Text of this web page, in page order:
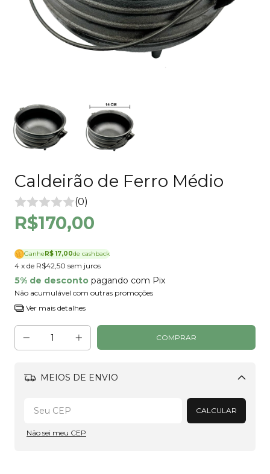
Caldeirão de Ferro Médio
(0)
R$170,00
GanheR$ 17,00de cashback
4 x de R$42,50 sem juros
5% de desconto pagando com Pix
Não acumulável com outras promoções
Ver mais detalhes
MEIOS DE ENVIO
Alterar CEP
CALCULAR
Não sei meu CEP